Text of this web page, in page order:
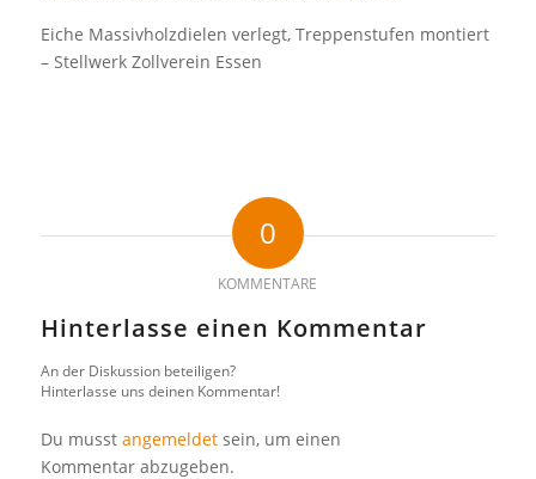
Eiche Massivholzdielen verlegt, Treppenstufen montiert
– Stellwerk Zollverein Essen
0
KOMMENTARE
Hinterlasse einen Kommentar
An der Diskussion beteiligen?
Hinterlasse uns deinen Kommentar!
Du musst angemeldetsein, um einen
Kommentar abzugeben.